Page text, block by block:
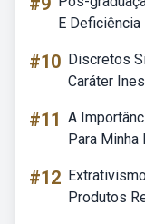
E
#10 Discretos
Caráter
#11 A
Para Minha
#12
Produtos